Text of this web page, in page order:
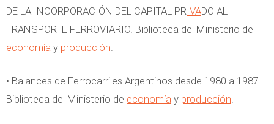
DE LA INCORPORACIÓN DEL CAPITAL PRIVADO AL
TRANSPORTE FERROVIARIO. Biblioteca del Ministerio de
economía y producción.
• Balances de Ferrocarriles Argentinos desde 1980 a 1987.
Biblioteca del Ministerio de economía y producción.